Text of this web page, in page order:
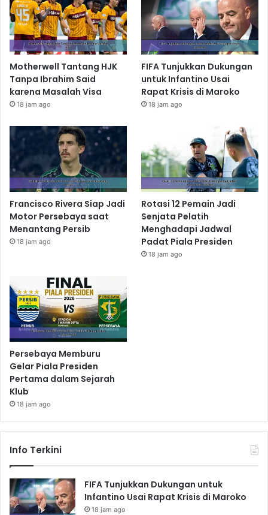
Motherwell Tantang HJK
Tanpa Ibrahim Said
karena Masalah Visa
18 jam ago
FIFA Tunjukkan Dukungan
untuk Infantino Usai
Rapat Krisis di Maroko
18 jam ago
Francisco Rivera Siap Jadi
Motor Persebaya saat
Menantang Persib
18 jam ago
Rotasi 12 Pemain Jadi
Senjata Pelatih
Menghadapi Jadwal
Padat Piala Presiden
18 jam ago
Persebaya Memburu
Gelar Piala Presiden
Pertama dalam Sejarah
Klub
18 jam ago
Info Terkini
FIFA Tunjukkan Dukungan untuk
Infantino Usai Rapat Krisis di Maroko
18 jam ago